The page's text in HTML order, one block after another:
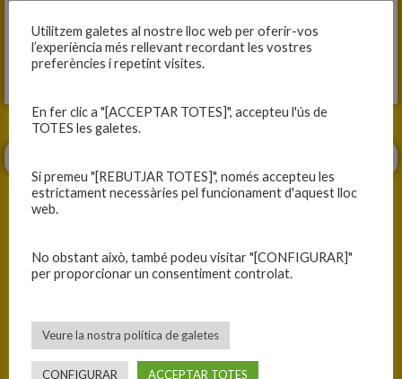
INVOPORT C.B. BLANES A, 75
Fitxa del partit
ANTERIOR SEGÜENT
Utilitzem galetes al nostre lloc web per oferir-vos
l’experiència més rellevant recordant les vostres
preferències i repetint visites.
En fer clic a "[ACCEPTAR TOTES]", accepteu l'ús de
TOTES les galetes.
Si premeu "[REBUTJAR TOTES]", només accepteu les
estrictament necessàries pel funcionament d'aquest lloc
web.
No obstant això, també podeu visitar "[CONFIGURAR]"
per proporcionar un consentiment controlat.
Veure la nostra política de galetes
CONFIGURAR ACCEPTAR TOTES